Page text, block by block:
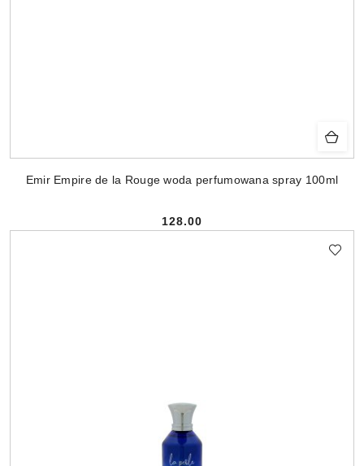
Emir Empire de la Rouge woda perfumowana spray 100ml
Cena:
128.00